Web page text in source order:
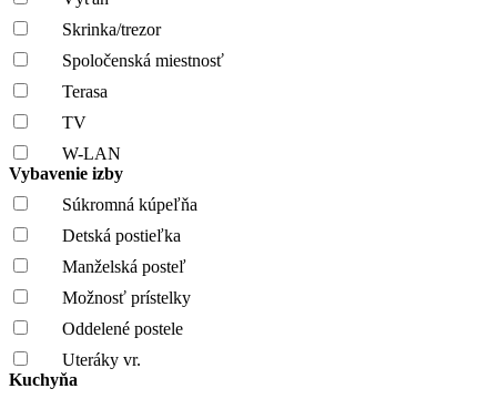
Skrinka/trezor
Spoločenská miestnosť
Terasa
TV
W-LAN
Vybavenie izby
Súkromná kúpeľňa
Detská postieľka
Manželská posteľ
Možnosť prístelky
Oddelené postele
Uteráky vr.
Kuchyňa